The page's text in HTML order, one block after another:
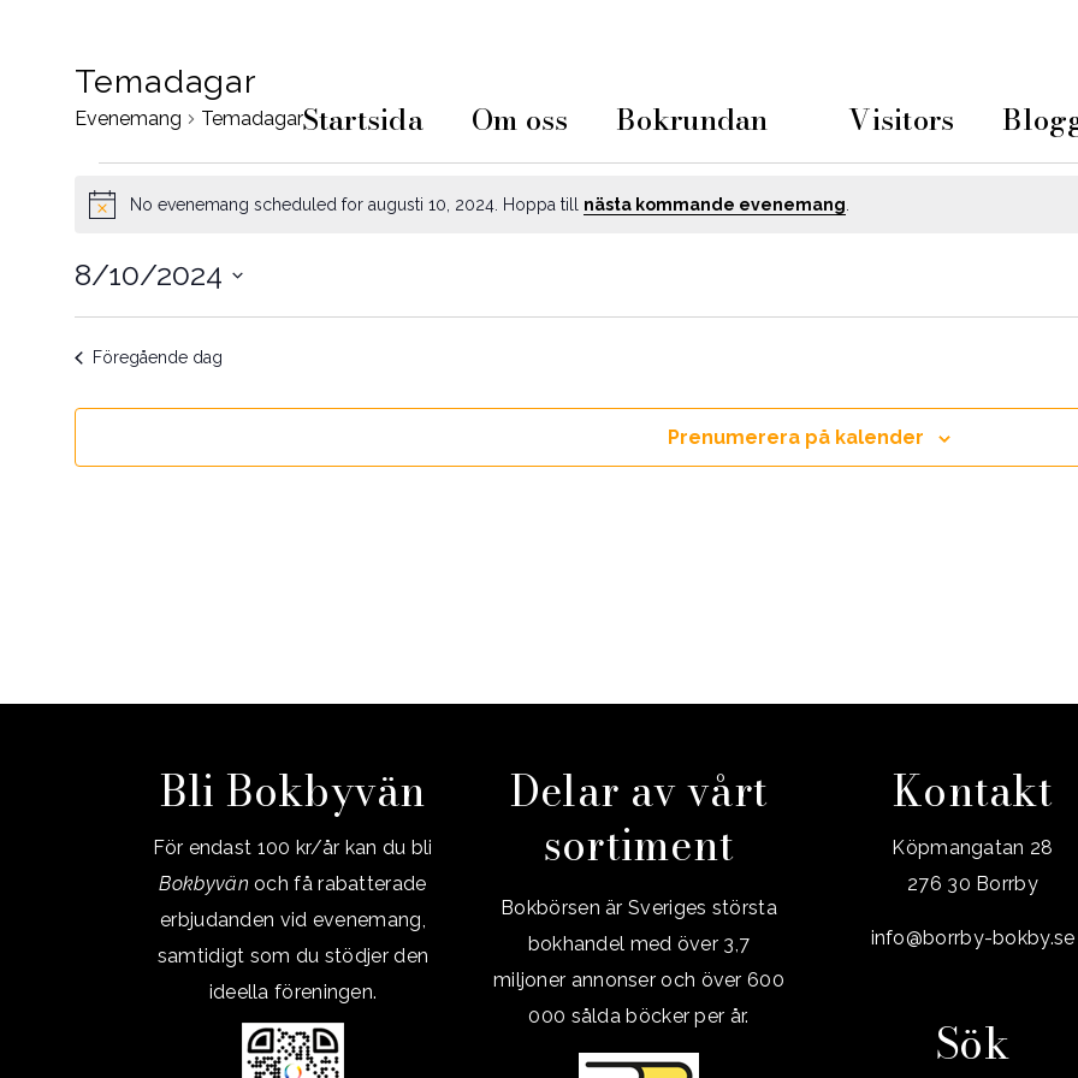
Startsida Om oss Bokrundan Visitors
Temadagar
Evenemang Temadagar
Evenemang
augusti
10,
2024
Notis No evenemang scheduled for augusti 10, 2024. Hoppa till nästa kommande evenemang
8/10/2024
Välj
Föregående dag
Prenumerera på kalender
Bli Bokbyvän
För endast 100 kr/år kan du bli
Bokbyvän och få rabatterade
erbjudanden vid evenemang,
samtidigt som du stödjer den
ideella föreningen.
Delar av vårt
sortiment
Bokbörsen är Sveriges största
bokhandel med över 3,7
miljoner annonser och över 600
000 sålda böcker per år.
Kontakt
Köpmangatan 28
276 30 Borrby
info@borrby-bokby.se
Sök